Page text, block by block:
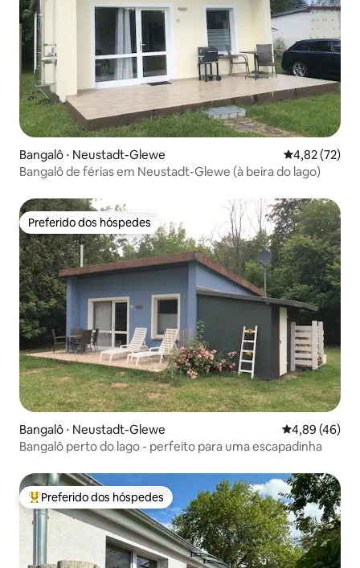
Bangalô ⋅ Neustadt-Glewe 4,82 de uma
4,82 (72)
Bangalô de férias em Neustadt-Glewe (à beira do lago)
Preferido dos hóspedes
Preferido dos hóspedes
Bangalô ⋅ Neustadt-Glewe 4,89 de uma
4,89 (46)
Bangalô perto do lago - perfeito para uma escapadinha
Entre os melhores preferidos dos hóspedes
Preferido dos hóspedes